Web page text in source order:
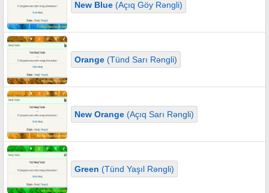
New Blue(Açıq Göy Rəngli)
Orange(Tünd Sarı Rəngli)
New Orange(Açıq Sarı Rəngli)
Green (Tünd Yaşıl Rəngli)